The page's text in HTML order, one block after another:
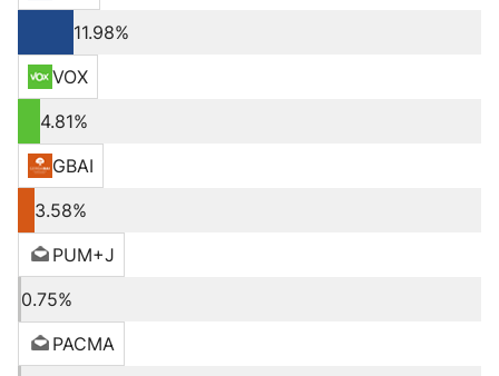
11.98%
VOX
4.81%
GBAI
3.58%
PUM+J
0.75%
PACMA